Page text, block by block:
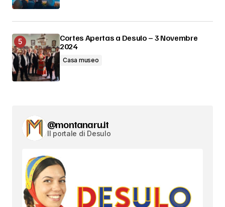
Cortes Apertas a Desulo – 3 Novembre
2024
Casa museo
@montanaru.it
Il portale di Desulo